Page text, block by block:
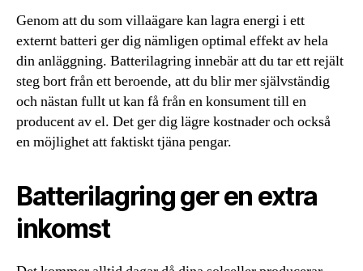
Genom att du som villaägare kan lagra energi i ett
externt batteri ger dig nämligen optimal effekt av hela
din anläggning. Batterilagring innebär att du tar ett rejält
steg bort från ett beroende, att du blir mer självständig
och nästan fullt ut kan få från en konsument till en
producent av el. Det ger dig lägre kostnader och också
en möjlighet att faktiskt tjäna pengar.
Batterilagring ger en extra
inkomst